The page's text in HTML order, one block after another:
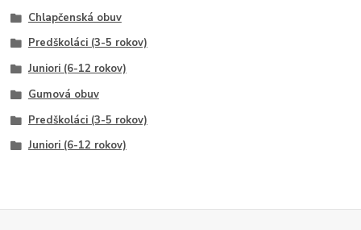
Chlapčenská obuv
Predškoláci (3-5 rokov)
Juniori (6-12 rokov)
Gumová obuv
Predškoláci (3-5 rokov)
Juniori (6-12 rokov)